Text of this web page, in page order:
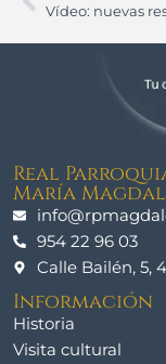
Real
María
954 22 96 03
Calle Bailén, 5,
Información
Historia
Visita cultural